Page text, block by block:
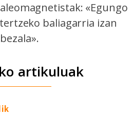
«Egungo
baliagarria izan
bezala».
artikuluak